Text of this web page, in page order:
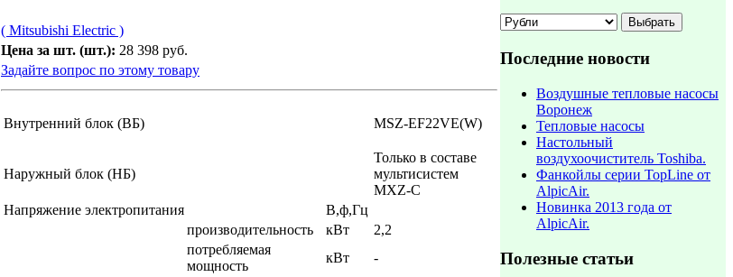
( Mitsubishi Electric )
Цена за шт. (шт.): 28 398 руб.
Задайте вопрос по этому товару
Внутренний блок (ВБ) MSZ-EF22VE(W)
Наружный блок (НБ)
Только в составе
мультисистем
MXZ-C
Напряжение электропитания
В,ф,Гц
производительность кВт
2,2
потребляемая
мощность
кВт
-
Последние новости
Воздушные тепловые насосы
Воронеж
Тепловые насосы
Настольный
воздухоочиститель Toshiba.
Фанкойлы серии TopLine от
AlpicAir.
Новинка 2013 года от
AlpicAir.
Полезные статьи